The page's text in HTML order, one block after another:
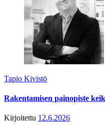
Tapio Kivistö
Rakentamisen painopiste
Kirjoitettu 12.6.2026